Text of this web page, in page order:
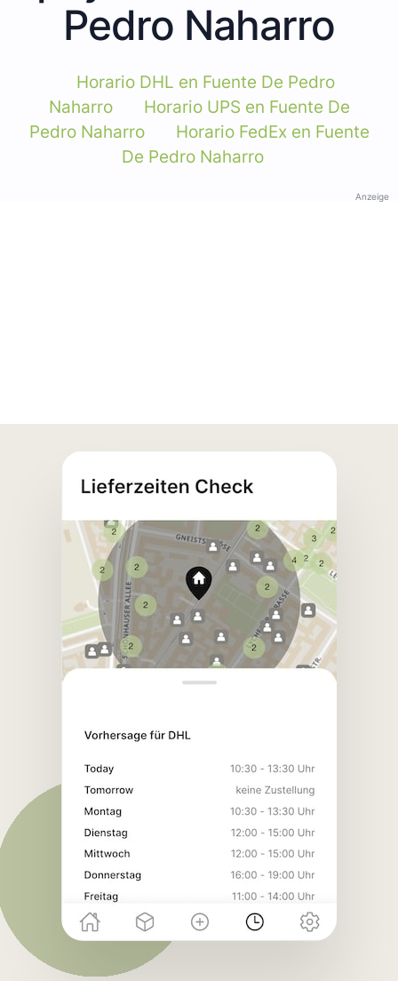
Pedro Naharro
Horario DHL en Fuente De Pedro
Naharro
Horario UPS en Fuente De
Pedro Naharro
Horario FedEx en Fuente
De Pedro Naharro
Anzeige